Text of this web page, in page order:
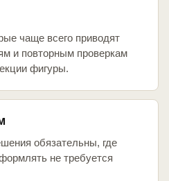
чаще всего приводят
и повторным проверкам
фигуры.
обязательны, где
не требуется